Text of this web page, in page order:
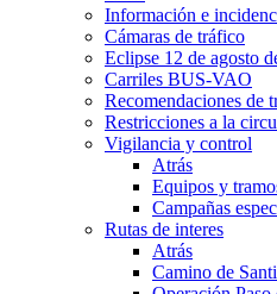
Información e
Cámaras de tráfico
Eclipse 12 de agosto
Carriles BUS-VAO
Recomendaciones de
Restricciones a la
Vigilancia y control
Atrás
Equipos y
Campañas
Rutas de interes
Atrás
Camino de